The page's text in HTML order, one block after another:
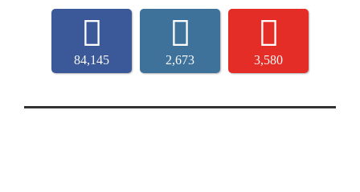
84,145 2,673 3,580